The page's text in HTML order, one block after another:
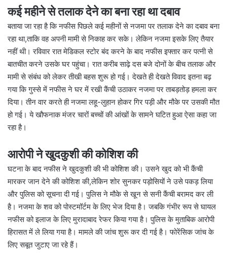
कई महीने से तलाक देने का बना रहा था दबाव
बताया जा रहा है कि नफीस पिछले कई महीनों से नजमा पर तलाक देने का दबाव बना
रहा था,ताकि वह अपनी मामी से निकाह कर सके। लेकिन नजमा इसके लिए तैयार
नहीं थी। रविवार रात मेडिकल स्टोर बंद करने के बाद नफीस इफ्तार कर पत्नी से
बातचीत करने उसके घर पहुंचा। रात करीब साढ़े दस बजे दोनों के बीच तलाक और
मामी से संबंध को लेकर तीखी बहस शुरू हो गई। देखते ही देखते विवाद इतना बढ़
गया कि गुस्से में नफीस ने घर में रखी कैंची उठाकर नजमा पर ताबड़तोड़ हमला कर
दिया। तीन वार करते ही नजमा लहू-लुहान होकर गिर पड़ी और मौके पर उसकी मौत
हो गई। ये खौफनाक मंजर चारों बच्चों की आंखों के सामने घटित हुआ ऐसा कहा जा
रहा है।
आरोपी ने खुदकुशी की कोशिश की
घटना के बाद नफीस ने खुदकुशी की भी कोशिश की। उसने खुद को भी कैंची
मारकर जान देने की कोशिश की,लेकिन शोर सुनकर पड़ोसियों ने उसे पकड़ लिया
और पुलिस को सूचना दी गई। पुलिस ने मौके से खून से सनी कैंची बरामद कर ली
है। नजमा के शव को पोस्टमॉर्टम के लिए भेज दिया है। जबकि गंभीर रूप से घायल
नफीस को इलाज के लिए मुरादाबाद रेफर किया गया है। पुलिस के मुताबिक आरोपी
हिरासत में ले लिया गया है। मामले की जांच शुरू कर दी गई है। फोरेंसिक जांच के
लिए सबूत जुटाए जा रहे हैं।